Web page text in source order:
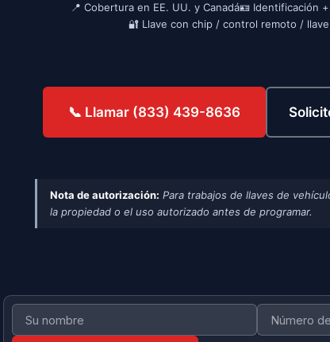
📍 Cobertura en EE. UU. y Canadá🪪 Identificación
🔐 Llave con chip / control remoto /
📞 Llamar (833) 439-8636
Nota de autorización: Para trabajos de llaves de
la propiedad o el uso autorizado antes de programar.